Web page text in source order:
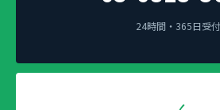
24時間・365日受付